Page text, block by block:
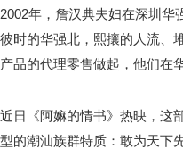
2002年，詹汉典夫妇在深圳
彼时的华强北，熙攘的人流、
产品的代理零售做起，他们在
近日《阿嫲的情书》热映，这
型的潮汕族群特质：敢为天下